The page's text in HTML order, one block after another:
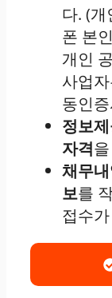
다. (개
폰 본
개인
사업
동인
정보
자격
채무
보를
접수